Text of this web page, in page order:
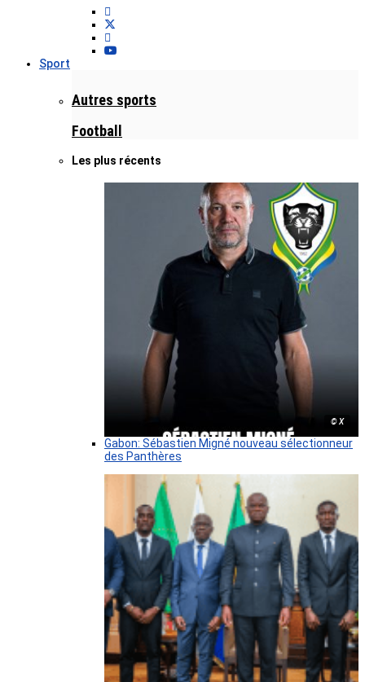
Sport
Autres sports
Football
Les plus récents
© X
Gabon: Sébastien Migné nouveau sélectionneur
des Panthères